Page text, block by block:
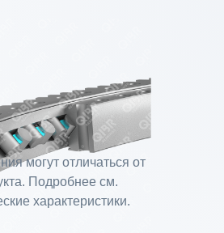
могут отличаться от
Подробнее см.
характеристики.